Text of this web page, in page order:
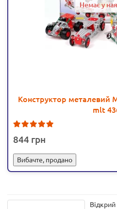
Немає у
Конструктор металевий
mlt
844
Вибачте, продано
Відкрий